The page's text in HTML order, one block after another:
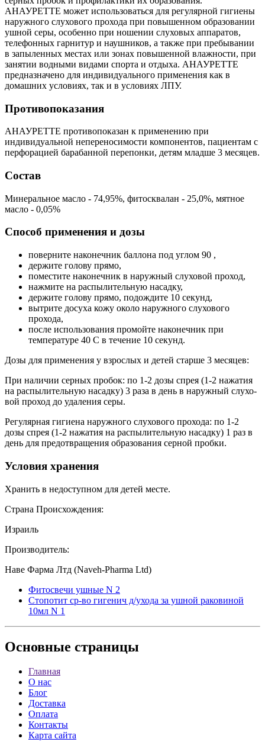
АНАУРЕТТЕ может использоваться для регулярной гигиены
наружного слухового прохода при повышенном образовании
ушной серы, особенно при ношении слуховых аппаратов,
телефонных гарнитур и наушников, а также при пребывании
в запыленных местах или зонах повышенной влажности, при
занятии водными видами спорта и отдыха. АНАУРЕТТЕ
предназначено для индивидуального применения как в
домашних условиях, так и в условиях ЛПУ.
Противопоказания
АНАУРЕТТЕ противопоказан к применению при
индивидуальной непереносимости компонентов, пациентам с
перфорацией барабанной перепонки, детям младше 3 месяцев.
Состав
Минеральное масло - 74,95%, фитосквалан - 25,0%, мятное
масло - 0,05%
Способ применения и дозы
поверните наконечник баллона под углом 90 ,
держите голову прямо,
поместите наконечник в наружный слуховой проход,
нажмите на распылительную насадку,
держите голову прямо, подождите 10 секунд,
вытрите досуха кожу около наружного слухового
прохода,
после использования промойте наконечник при
температуре 40 C в течение 10 секунд.
Дозы для применения у взрослых и детей старше 3 месяцев:
При наличии серных пробок: по 1-2 дозы спрея (1-2 нажатия
на распылительную насадку) 3 раза в день в наружный слухо-
вой проход до удаления серы.
Регулярная гигиена наружного слухового прохода: по 1-2
дозы спрея (1-2 нажатия на распылительную насадку) 1 раз в
день для предотвращения образования серной пробки.
Условия хранения
Хранить в недоступном для детей месте.
Страна Происхождения:
Израиль
Производитель:
Наве Фарма Лтд (Naveh-Pharma Ltd)
Фитосвечи ушные N 2
Стопотит ср-во гигенич д/ухода за ушной раковиной
10мл N 1
Основные страницы
Главная
О нас
Блог
Доставка
Оплата
Контакты
Карта сайта